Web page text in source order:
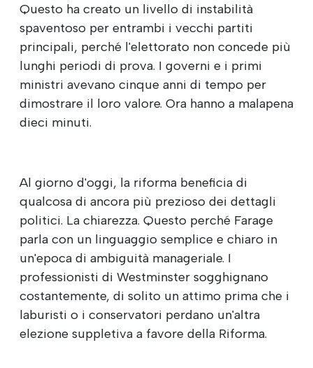
Questo ha creato un livello di instabilità
spaventoso per entrambi i vecchi partiti
principali, perché l'elettorato non concede più
lunghi periodi di prova. I governi e i primi
ministri avevano cinque anni di tempo per
dimostrare il loro valore. Ora hanno a malapena
dieci minuti.
Al giorno d'oggi, la riforma beneficia di
qualcosa di ancora più prezioso dei dettagli
politici. La chiarezza. Questo perché Farage
parla con un linguaggio semplice e chiaro in
un'epoca di ambiguità manageriale. I
professionisti di Westminster sogghignano
costantemente, di solito un attimo prima che i
laburisti o i conservatori perdano un'altra
elezione suppletiva a favore della Riforma.